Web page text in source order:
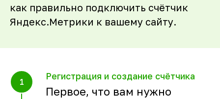
как правильно подключить счётчик
Яндекс.Метрики к вашему сайту.
Регистрация и создание счётчика
Первое, что вам нужно